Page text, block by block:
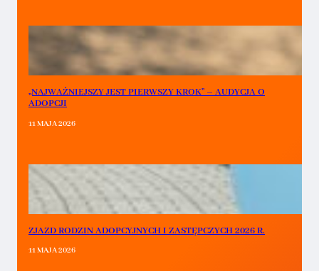
„NAJWAŻNIEJSZY JEST PIERWSZY KROK” – AUDYCJA O
ADOPCJI
11 MAJA 2026
ZJAZD RODZIN ADOPCYJNYCH I ZASTĘPCZYCH 2026 R.
11 MAJA 2026